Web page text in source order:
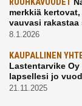
RUUHKAVUODET
merkkiä
vauvasi rakastaa
8.1.2026
KAUPALLINEN
Lastentarvike Oy
lapsellesi jo
21.11.2025